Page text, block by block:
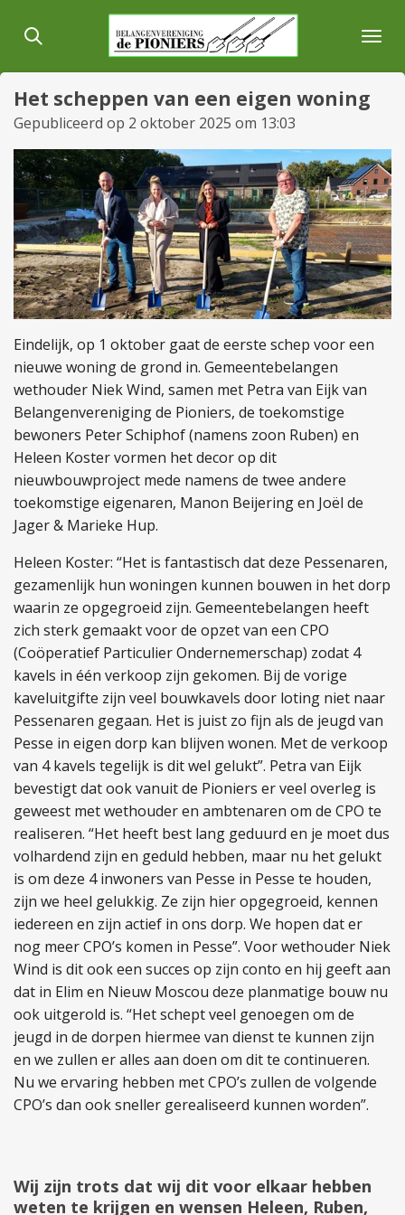
direct
hoofdinhoud
Het scheppen van een eigen woning
Gepubliceerd op 2 oktober 2025 om 13:03
Eindelijk, op 1 oktober gaat de eerste schep voor een
nieuwe woning de grond in. Gemeentebelangen
wethouder Niek Wind, samen met Petra van Eijk van
Belangenvereniging de Pioniers, de toekomstige
bewoners Peter Schiphof (namens zoon Ruben) en
Heleen Koster vormen het decor op dit
nieuwbouwproject mede namens de twee andere
toekomstige eigenaren, Manon Beijering en Joël de
Jager & Marieke Hup.
Heleen Koster: “Het is fantastisch dat deze Pessenaren,
gezamenlijk hun woningen kunnen bouwen in het dorp
waarin ze opgegroeid zijn. Gemeentebelangen heeft
zich sterk gemaakt voor de opzet van een CPO
(Coöperatief Particulier Ondernemerschap) zodat 4
kavels in één verkoop zijn gekomen. Bij de vorige
kaveluitgifte zijn veel bouwkavels door loting niet naar
Pessenaren gegaan. Het is juist zo fijn als de jeugd van
Pesse in eigen dorp kan blijven wonen. Met de verkoop
van 4 kavels tegelijk is dit wel gelukt”. Petra van Eijk
bevestigt dat ook vanuit de Pioniers er veel overleg is
geweest met wethouder en ambtenaren om de CPO te
realiseren. “Het heeft best lang geduurd en je moet dus
volhardend zijn en geduld hebben, maar nu het gelukt
is om deze 4 inwoners van Pesse in Pesse te houden,
zijn we heel gelukkig. Ze zijn hier opgegroeid, kennen
iedereen en zijn actief in ons dorp. We hopen dat er
nog meer CPO’s komen in Pesse”. Voor wethouder Niek
Wind is dit ook een succes op zijn conto en hij geeft aan
dat in Elim en Nieuw Moscou deze planmatige bouw nu
ook uitgerold is. “Het schept veel genoegen om de
jeugd in de dorpen hiermee van dienst te kunnen zijn
en we zullen er alles aan doen om dit te continueren.
Nu we ervaring hebben met CPO’s zullen de volgende
CPO’s dan ook sneller gerealiseerd kunnen worden”.
Wij zijn trots dat wij dit voor elkaar hebben
weten te krijgen en wensen Heleen, Ruben,